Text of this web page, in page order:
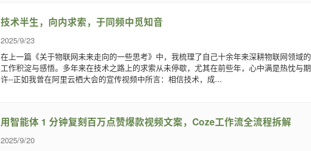
技术半生，向内求索，于同频中觅知音
2025/9/23
在上一篇《关于物联网未来走向的一些思考》中，我梳理了自己十余年来深耕物联网领域的
工作积淀与感悟。多年来在技术之路上的求索从未停歇，尤其在前些年，心中满是热忱与期
许--正如我曾在阿里云栖大会的宣传视频中所言：相信技术，成...
用智能体 1 分钟复刻百万点赞爆款视频文案，Coze工作流全流程拆解
2025/9/20